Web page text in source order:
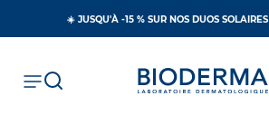
☀️ JUSQU'À -15 % SUR NOS DUOS SOLAIRES